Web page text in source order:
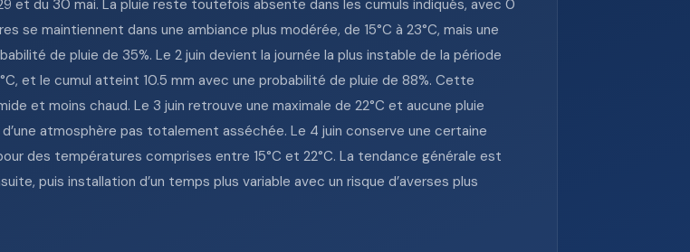
et du 30 mai. La pluie reste toutefois absente dans les cumuls indiqués, avec 0
se maintiennent dans une ambiance plus modérée, de 15°C à 23°C, mais une
de pluie de 35%. Le 2 juin devient la journée la plus instable de la période
et le cumul atteint 10.5 mm avec une probabilité de pluie de 88%. Cette
et moins chaud. Le 3 juin retrouve une maximale de 22°C et aucune pluie
atmosphère pas totalement asséchée. Le 4 juin conserve une certaine
des températures comprises entre 15°C et 22°C. La tendance générale est
puis installation d’un temps plus variable avec un risque d’averses plus